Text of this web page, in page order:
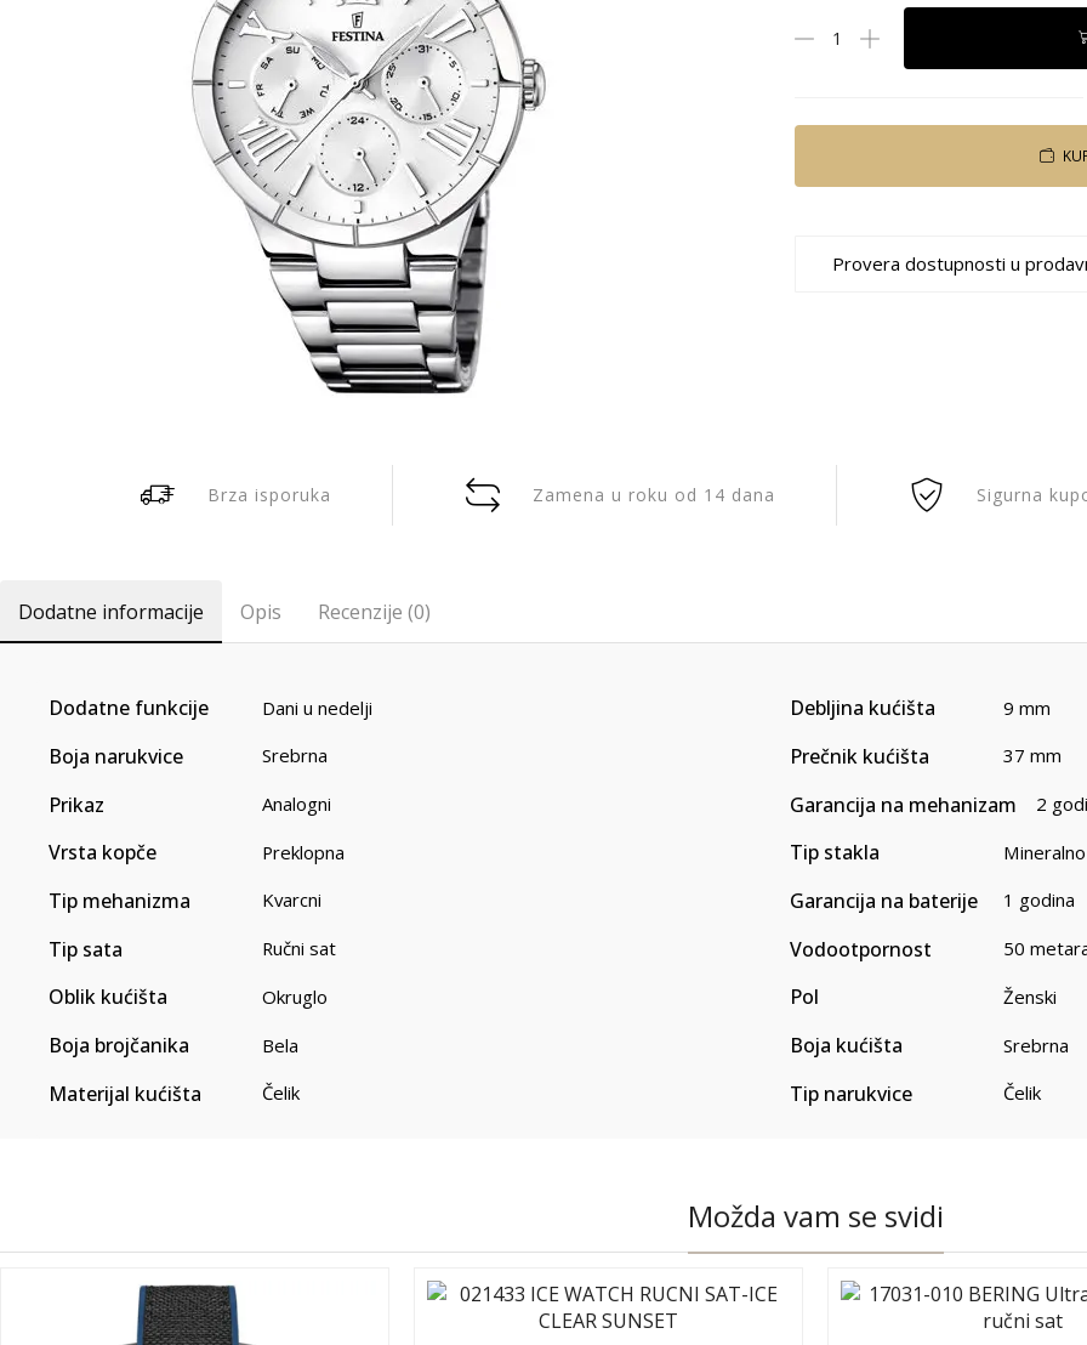
Provera dostupnosti u
Brza isporuka Zamena u roku od 14 dana Sigurna
Dodatne informacije Opis Recenzije (0)
Dodatne funkcije Dani u nedelji Debljina kućišta 9 mm
Boja narukvice Srebrna Prečnik kućišta 37 mm
Prikaz Analogni Garancija na mehanizam 2
Vrsta kopče Preklopna Tip stakla Mineralno
Tip mehanizma Kvarcni Garancija na baterije 1 godina
Tip sata Ručni sat Vodootpornost 50
Oblik kućišta Okruglo Pol Ženski
Boja brojčanika Bela Boja kućišta Srebrna
Materijal kućišta Čelik Tip narukvice Čelik
Možda vam se svidi